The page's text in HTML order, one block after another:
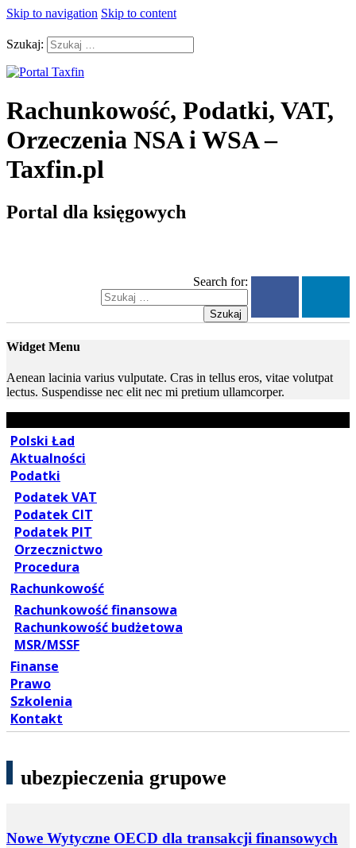
Skip to navigation Skip to content
Szukaj:
Rachunkowość, Podatki, VAT,
Orzeczenia NSA i WSA –
Taxfin.pl
Portal dla księgowych
Search for:
Szukaj
Widget Menu
Aenean lacinia varius vulputate. Cras in tellus eros, vitae volutpat
lectus. Suspendisse nec elit nec mi pretium ullamcorper.
Polski Ład
Aktualności
Podatki
Podatek VAT
Podatek CIT
Podatek PIT
Orzecznictwo
Procedura
Rachunkowość
Rachunkowość finansowa
Rachunkowość budżetowa
MSR/MSSF
Finanse
Prawo
Szkolenia
Kontakt
ubezpieczenia grupowe
Nowe Wytyczne OECD dla transakcji finansowych